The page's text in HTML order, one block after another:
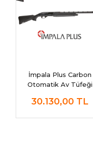
İmpala Plus Carbon
Otomatik Av Tüfeği
30.130,00 TL